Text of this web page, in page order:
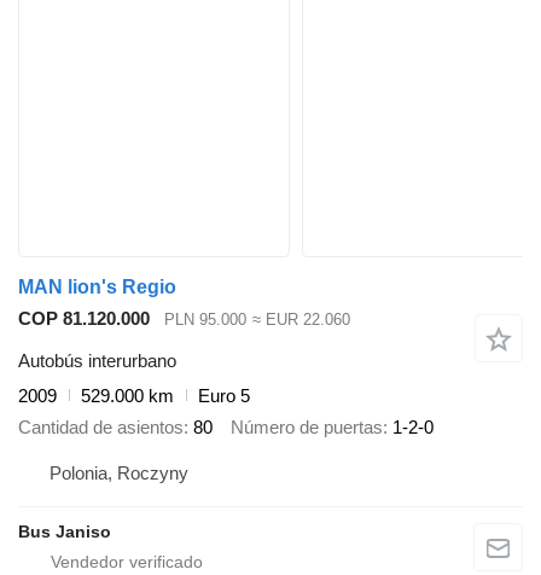
MAN lion's Regio
COP 81.120.000
PLN 95.000 ≈ EUR 22.060
Autobús interurbano
2009
529.000 km
Euro 5
Cantidad de asientos 80 Número de puertas 1-2-0
Polonia, Roczyny
Bus Janiso